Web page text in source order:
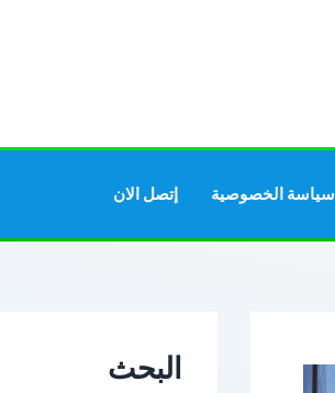
سياسة الخصوصية إتصل الان
البحث